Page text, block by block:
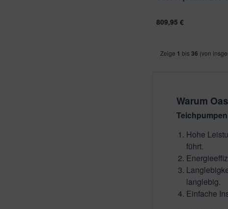
809,95 €
Zeige 1 bis 36 (von
Warum
Hohe
führt.
langlebig.
Einfache